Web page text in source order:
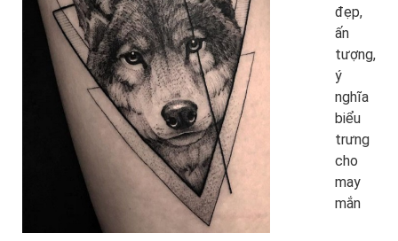
đẹp,
ấn
tượng,
ý
nghĩa
biểu
trưng
cho
may
mắn